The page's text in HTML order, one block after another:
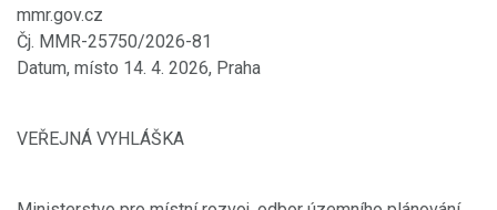
mmr.gov.cz
Čj. MMR-25750/2026-81
Datum, místo 14. 4. 2026, Praha
VEŘEJNÁ VYHLÁŠKA